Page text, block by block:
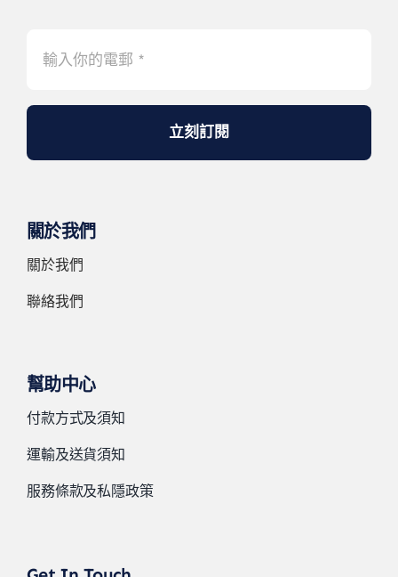
立刻訂閱
關於我們
關於我們
聯絡我們
幫助中心
付款方式及須知
運輸及送貨須知
服務條款及私隱政策